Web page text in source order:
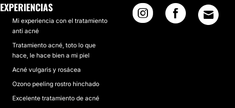
EXPERIENCIAS
Mi experiencia con el tratamiento
anti acné
Tratamiento acné, toto lo que
hace, le hace bien a mi piel
Acné vulgaris y rosácea
Ozono peeling rostro hinchado
Excelente tratamiento de acné